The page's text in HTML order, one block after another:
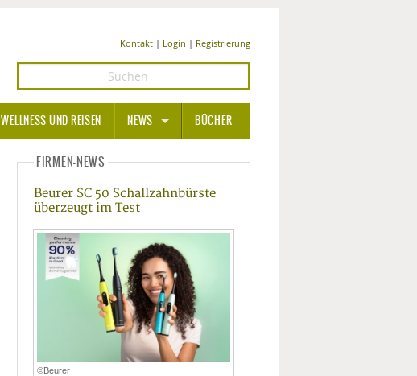
Kontakt| Login | Registrierung
WELLNESS UND REISEN NEWS
MEDIZIN UND PHARMA
ERNÄHRUNG
BEAUTY UND PFLEGE
SPORT UND FITNESS
WELLNESS UND REISEN
BÜCHER
FIRMEN-NEWS
Beurer SC 50 Schallzahnbürste
überzeugt im Test
©Beurer